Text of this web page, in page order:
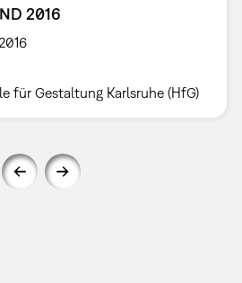
2016
für Gestaltung Karlsruhe (HfG)